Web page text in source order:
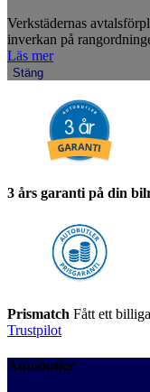
Verkstädernas
inverkan på
Läs mer
Stäng
3 års garanti på din
Prismatch Fått ett
Trustpilot
Autobutler